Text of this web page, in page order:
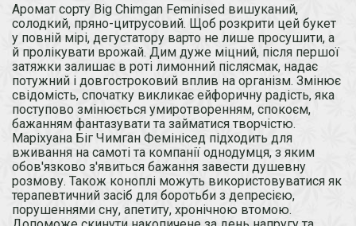
Аромат сорту Big Chimgan Feminised вишуканий,
солодкий, пряно-цитрусовий. Щоб розкрити цей букет
у повній мірі, дегустатору варто не лише просушити, а
й пролікувати врожай. Дим дуже міцний, після першої
затяжки залишає в роті лимонний післясмак, надає
потужний і довгостроковий вплив на організм. Змінює
свідомість, спочатку викликає ейфоричну радість, яка
поступово змінюється умиротворенням, спокоєм,
бажанням фантазувати та займатися творчістю.
Маріхуана Біг Чимган Фемінісед підходить для
вживання на самоті та компанії однодумця, з яким
обов'язково з'явиться бажання завести душевну
розмову. Також коноплі можуть використовуватися як
терапевтичний засіб для боротьби з депресією,
порушеннями сну, апетиту, хронічною втомою.